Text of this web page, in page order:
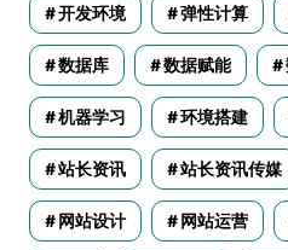
开发环境 弹性计算
数据库 数据赋能
机器学习 环境搭建
站长资讯 站长资讯传媒
网站设计 网站运营